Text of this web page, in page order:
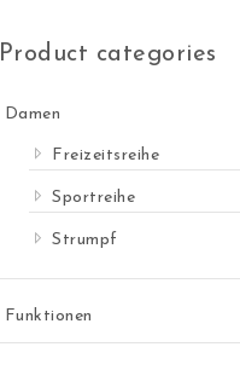
Product categories
Damen
Freizeitsreihe
Sportreihe
Strumpf
Funktionen